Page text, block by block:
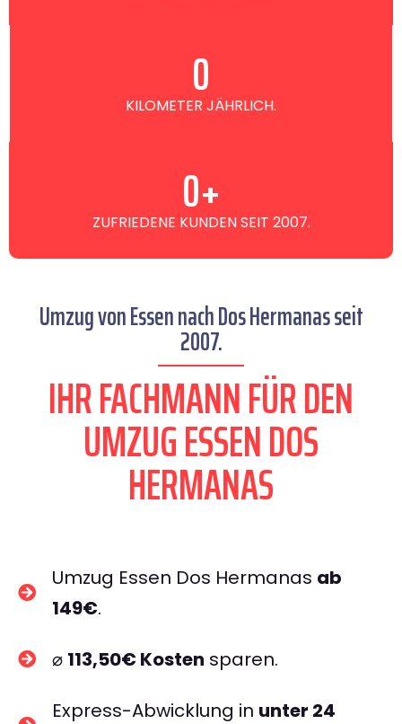
KILOMETER JÄHRLICH.
0
ZUFRIEDENE KUNDEN SEIT 2007.
0+
Umzug von Essen nach Dos Hermanas seit
2007.
IHR FACHMANN FÜR DEN
UMZUG ESSEN DOS
HERMANAS
Umzug Essen Dos Hermanas ab
149€.
⌀ 113,50€ Kosten sparen.
Express-Abwicklung in unter 24